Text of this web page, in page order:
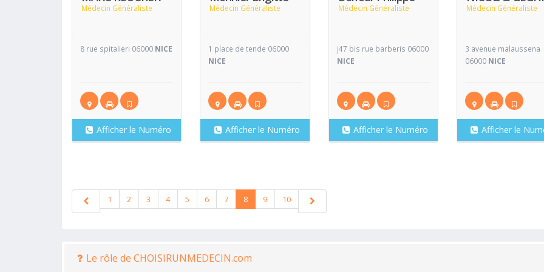
Médecin Généraliste
8 rue spitalieri 06000 NICE
Afficher le Numéro
Médecin Généraliste
1 place de tende 06000
NICE
Afficher le Numéro
Médecin Généraliste
j47 bis rue barberis 06000
NICE
Afficher le Numéro
Médecin Généraliste
3 avenue malaussena
06000 NICE
Afficher le
1 2 3 4 5 6 7 8 9 10
Le rôle de CHOISIRUNMEDECIN.com